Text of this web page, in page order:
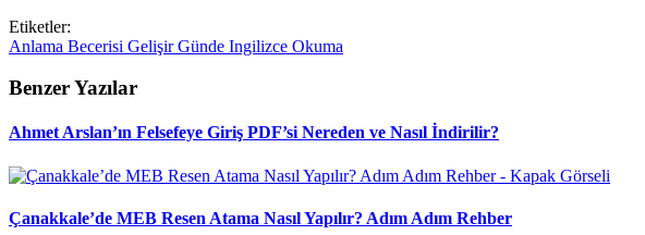
Etiketler:
Anlama Becerisi GelişirGünde Ingilizce Okuma
Benzer Yazılar
Ahmet Arslan’ın Felsefeye Giriş PDF’si Nereden ve Nasıl İndirilir?
Çanakkale’de MEB Resen Atama Nasıl Yapılır? Adım Adım Rehber